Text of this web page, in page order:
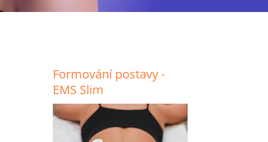
Formování postavy -
EMS Slim